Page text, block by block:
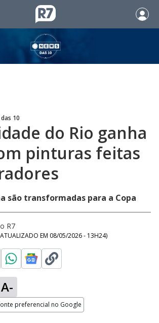
10
do Rio ganha
pinturas feitas
são transformadas para a Copa
R7
EM 08/05/2026 - 13H24)
A-
preferencial no Google
Loaded
67.81%